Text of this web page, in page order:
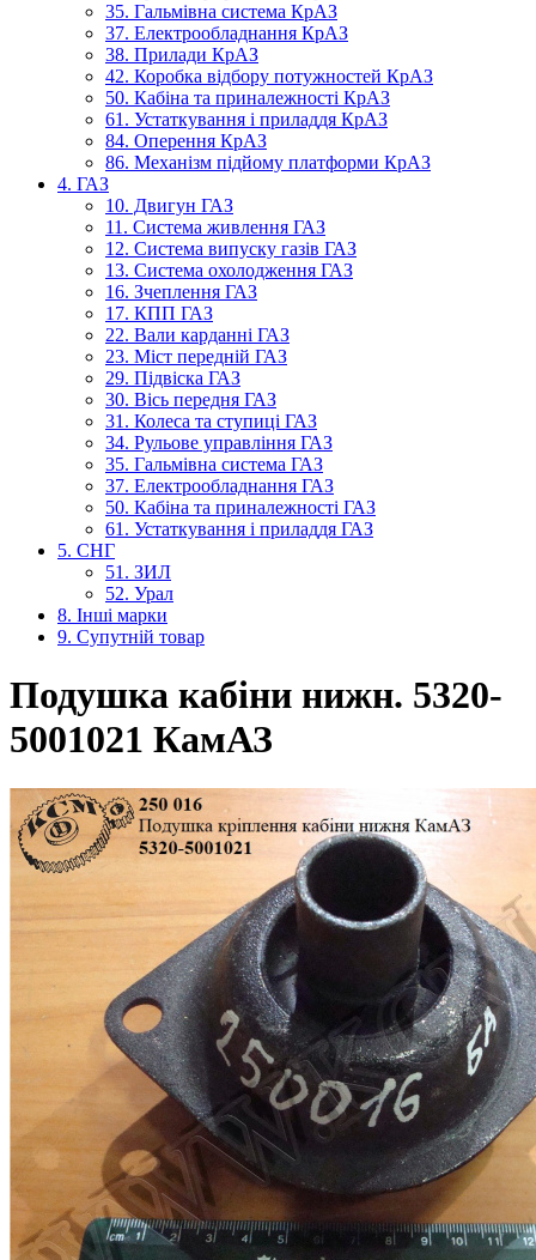
35. Гальмівна система КрАЗ
37. Електрообладнання КрАЗ
38. Прилади КрАЗ
42. Коробка відбору потужностей КрАЗ
50. Кабіна та приналежності КрАЗ
61. Устаткування і приладдя КрАЗ
84. Оперення КрАЗ
86. Механізм підйому платформи КрАЗ
4. ГАЗ
10. Двигун ГАЗ
11. Система живлення ГАЗ
12. Система випуску газів ГАЗ
13. Система охолодження ГАЗ
16. Зчеплення ГАЗ
17. КПП ГАЗ
22. Вали карданні ГАЗ
23. Міст передній ГАЗ
29. Підвіска ГАЗ
30. Вісь передня ГАЗ
31. Колеса та ступиці ГАЗ
34. Рульове управління ГАЗ
35. Гальмівна система ГАЗ
37. Електрообладнання ГАЗ
50. Кабіна та приналежності ГАЗ
61. Устаткування і приладдя ГАЗ
5. СНГ
51. ЗИЛ
52. Урал
8. Інші марки
9. Супутній товар
Подушка кабіни нижн. 5320-
5001021 КамАЗ